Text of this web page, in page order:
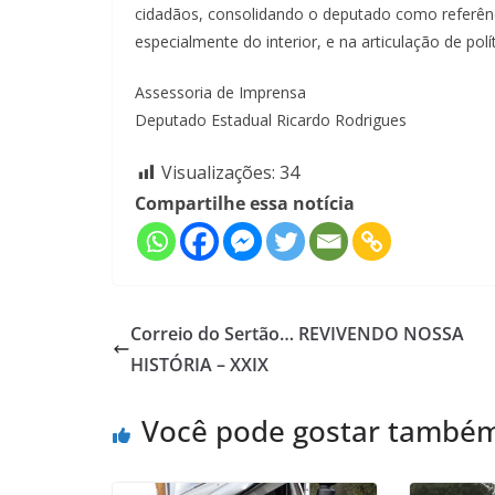
cidadãos, consolidando o deputado como
especialmente do interior, e na articulação de
Assessoria de Imprensa
Deputado Estadual Ricardo Rodrigues
Visualizações: 34
Compartilhe essa notícia
Correio do Sertão… REVIVENDO NOSSA
HISTÓRIA – XXIX
Você pode gostar